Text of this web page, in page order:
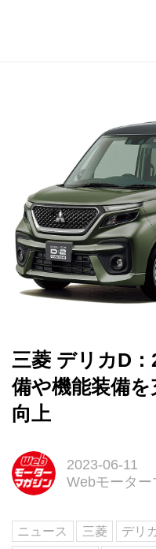
三菱 デリカD
備や機能装備
向上
2023-06-11
Webモータ
ニュース 三菱 デリ